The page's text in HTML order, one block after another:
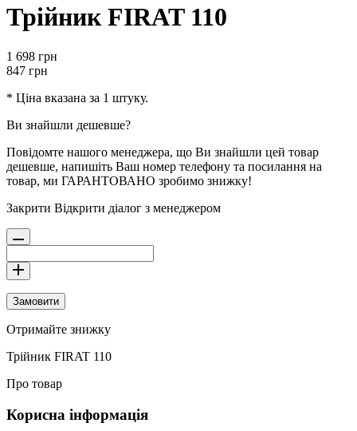
Трійник FIRAT 110
1 698 грн
847 грн
* Ціна вказана за 1 штуку.
Ви знайшли дешевше?
Повідомте нашого менеджера, що Ви знайшли цей товар
дешевше, напишіть Ваш номер телефону та посилання на
товар, ми ГАРАНТОВАНО зробимо знижку!
Закрити Відкрити діалог з менеджером
Замовити
Отримайте знижку
Трійник FIRAT 110
Про товар
Корисна інформація